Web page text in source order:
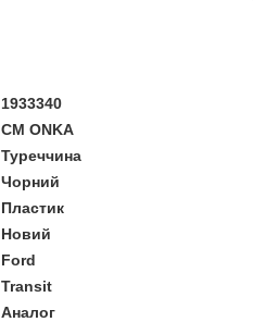
1933340
CM ONKA
Туреччина
Чорний
Пластик
Новий
Ford
Transit
Аналог